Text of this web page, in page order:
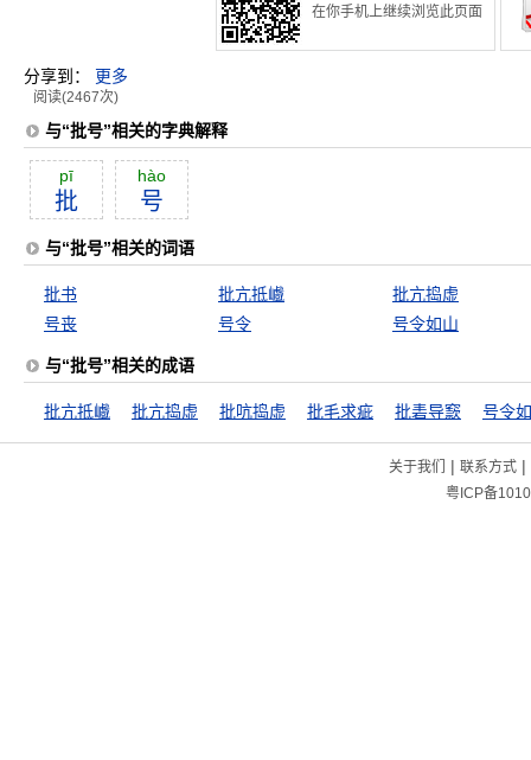
在你手机上继续浏览此页面
分享到： 更多
阅读(2467次)
与“批号”相关的字典解释
pī
批
hào
号
与“批号”相关的词语
批书 批亢抵巇
批亢捣虚
号丧
号令 号令如山
与“批号”相关的成语
批亢抵巇 批亢捣虚 批吭捣虚 批毛求疵 批砉导窾 号令
关于我们 | 联系方式|
粤ICP备